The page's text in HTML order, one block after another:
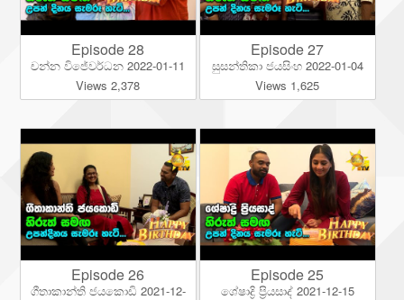
Episode 28
චන්න විජේවර්ධන 2022-01-11
Views 2,378
Episode 27
සුසන්තිකා ජයසිංහ 2022-01-04
Views 1,625
Episode 26
ගීතාකාන්ති ජයකොඩි 2021-12-
Episode 25
ශේෂාද්‍රි ප්‍රියසාද් 2021-12-15